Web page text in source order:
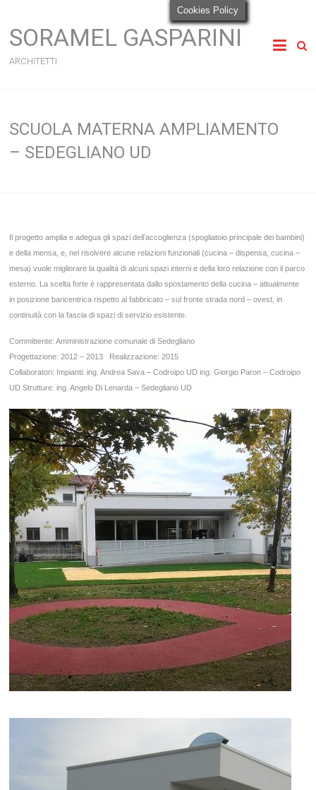
SORAMEL GASPARINI
ARCHITETTI
SCUOLA MATERNA AMPLIAMENTO
– SEDEGLIANO UD
Il progetto amplia e adegua gli spazi dell’accoglienza (spogliatoio principale dei bambini)
e della mensa, e, nel risolvere alcune relazioni funzionali (cucina – dispensa, cucina –
mesa) vuole migliorare la qualità di alcuni spazi interni e della loro relazione con il parco
esterno. La scelta forte è rappresentata dallo spostamento della cucina – attualmente
in posizione baricentrica rispetto al fabbricato – sul fronte strada nord – ovest, in
continuità con la fascia di spazi di servizio esistente.
Committente: Amministrazione comunale di Sedegliano
Progettazione: 2012 – 2013 Realizzazione: 2015
Collaboratori: Impianti: ing. Andrea Sava – Codroipo UDing. Giorgio Paron – Codroipo
UDStrutture: ing. Angelo Di Lenarda – Sedegliano UD
Cookies Policy